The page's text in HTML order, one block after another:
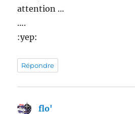
attention …
….
:yep:
Répondre
flo'